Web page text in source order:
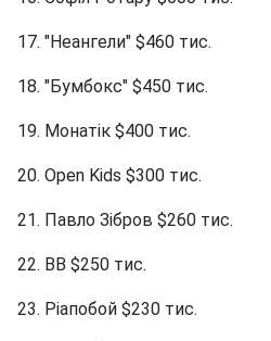
17. "Неангели" $460 тис.
18. "Бумбокс" $450 тис.
19. Монатік $400 тис.
20. Open Kids $300 тис.
21. Павло Зібров $260 тис.
22. ВВ $250 тис.
23. Ріапобой $230 тис.